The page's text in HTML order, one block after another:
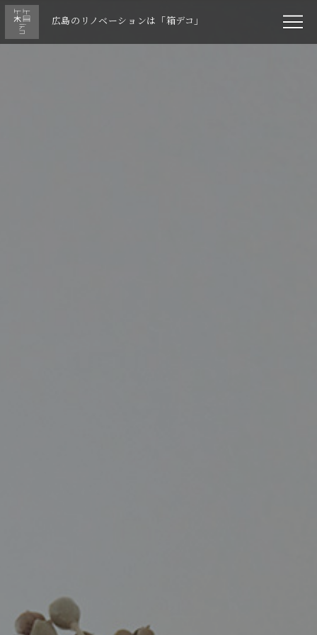
広島のリノベーションは「箱デコ」